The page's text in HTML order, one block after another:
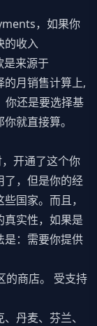
，如果你
的收入
是来源于
月销售计算上,
你还是要选择基
就直接算。
开通了这个你
了，但是你的经
国家。而且，
实性，如果是
是：需要你提供
的商店。 受支持
丹麦、芬兰、